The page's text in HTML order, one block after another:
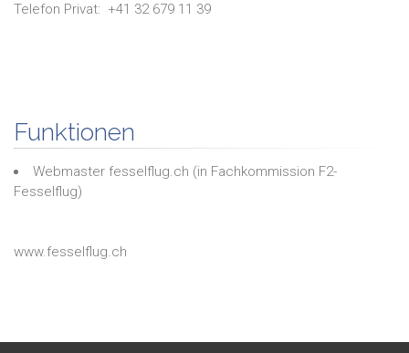
Telefon Privat: +41 32 679 11 39
Funktionen
Webmaster fesselflug.ch (in Fachkommission F2-
Fesselflug)
www.fesselflug.ch